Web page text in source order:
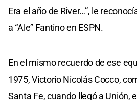
Era el año de River…”, le
a “Ale” Fantino en ESPN.
En el mismo recuerdo de ese
1975, Victorio Nicolás Cocco,
Santa Fe, cuando llegó a Unión,